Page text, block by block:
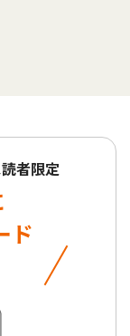
者限定
ド